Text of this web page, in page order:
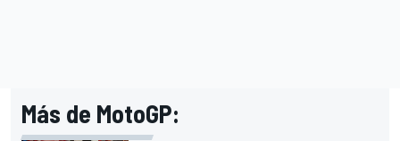
Más de MotoGP: